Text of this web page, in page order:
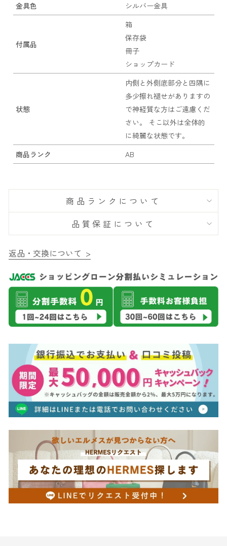
金具色
シルバー金具
付属品
箱
保存袋
冊子
ショップカード
状態
内側と外側底部分と四隅に
多少擦れ褪せがありますの
で神経質な方はご遠慮くだ
さい。 そこ以外は全体的
に綺麗な状態です。
商品ランク
AB
商品ランクについて
品質保証について
返品・交換について >